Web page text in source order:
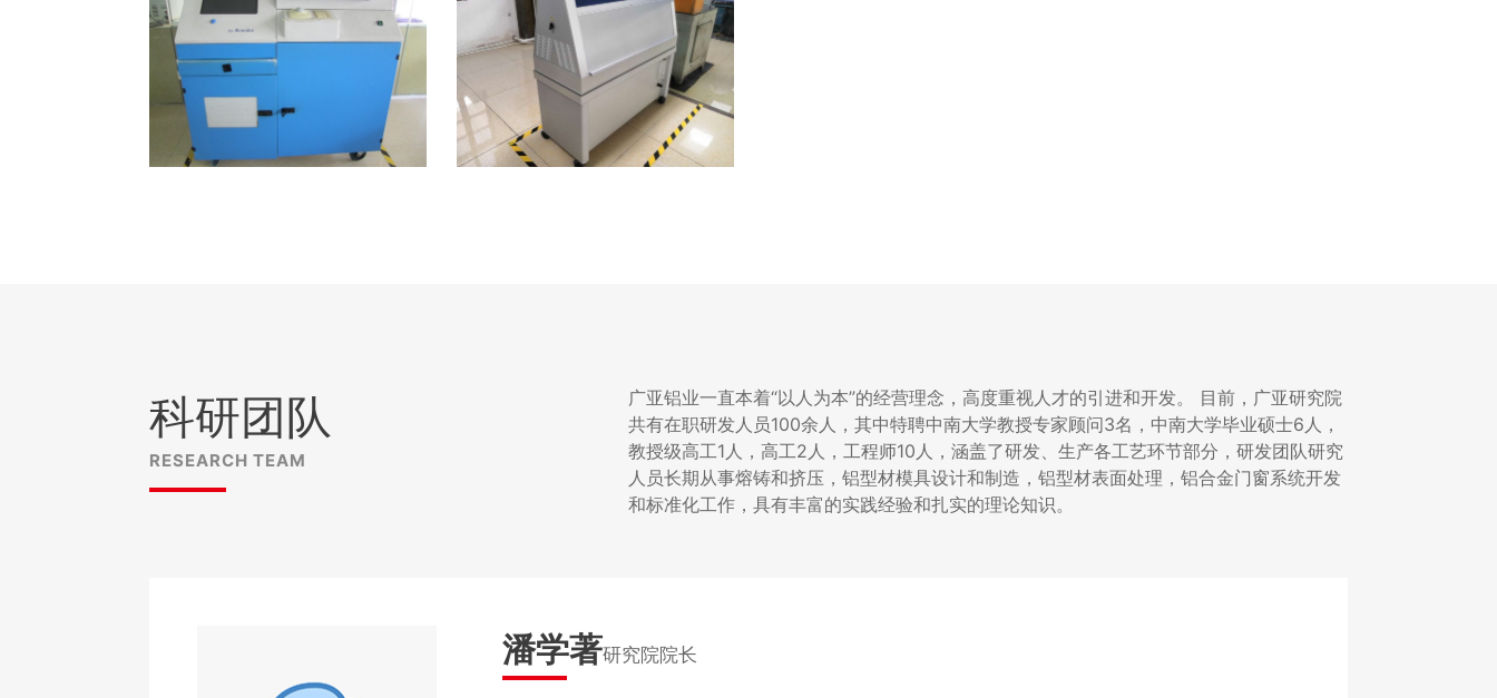
科研团队
RESEARCH TEAM
广亚铝业一直本着“以人为本”的经营理念，高度重视人才的引进和开发。 目前，广亚研究院
共有在职研发人员100余人，其中特聘中南大学教授专家顾问3名，中南大学毕业硕士6人，
教授级高工1人，高工2人，工程师10人，涵盖了研发、生产各工艺环节部分，研发团队研究
人员长期从事熔铸和挤压，铝型材模具设计和制造，铝型材表面处理，铝合金门窗系统开发
和标准化工作，具有丰富的实践经验和扎实的理论知识。
潘学著研究院院长